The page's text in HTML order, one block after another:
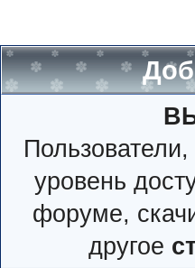
уровень
форуме,
другое